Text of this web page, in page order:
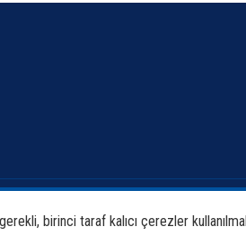
Banka ve Sektör
birinci taraf kalıcı çerezler